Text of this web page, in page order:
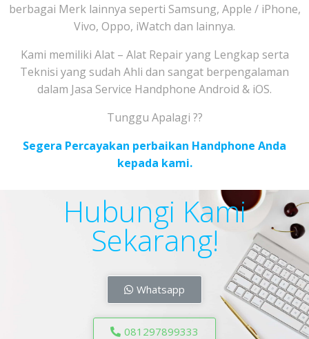
berbagai Merk lainnya seperti Samsung, Apple / iPhone,
Vivo, Oppo, iWatch dan lainnya.
Kami memiliki Alat – Alat Repair yang Lengkap serta
Teknisi yang sudah Ahli dan sangat berpengalaman
dalam Jasa Service Handphone Android & iOS.
Tunggu Apalagi ??
Segera Percayakan perbaikan Handphone Anda
kepada kami.
Hubungi Kami
Sekarang!
Whatsapp
081297899333